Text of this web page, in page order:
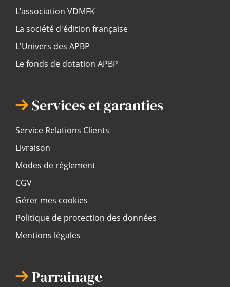
L’association VDMFK
La société d'édition française
L'Univers des APBP
Le fonds de dotation APBP
Services et garanties
Service Relations Clients
Livraison
Modes de règlement
CGV
Gérer mes cookies
Politique de protection des données
Mentions légales
Parrainage